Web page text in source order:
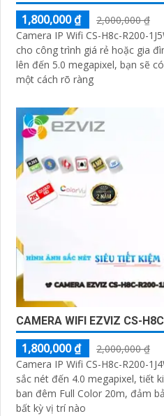
1,800,000 ₫
2,000,000 ₫
Camera IP Wifi CS-H8c-R200-
cho công trình giá rẻ hoặc gia đình. Với độ phân giải
lên đến 5.0 megapixel, bạn sẽ
một cách rõ ràng
CAMERA WIFI EZVIZ CS-
1,800,000 ₫
2,000,000 ₫
Camera IP Wifi CS-H8c-R200-
sắc nét đến 4.0 megapixel, tiết
ban đêm Full Color 20m, đảm
bất kỳ vị trí nào